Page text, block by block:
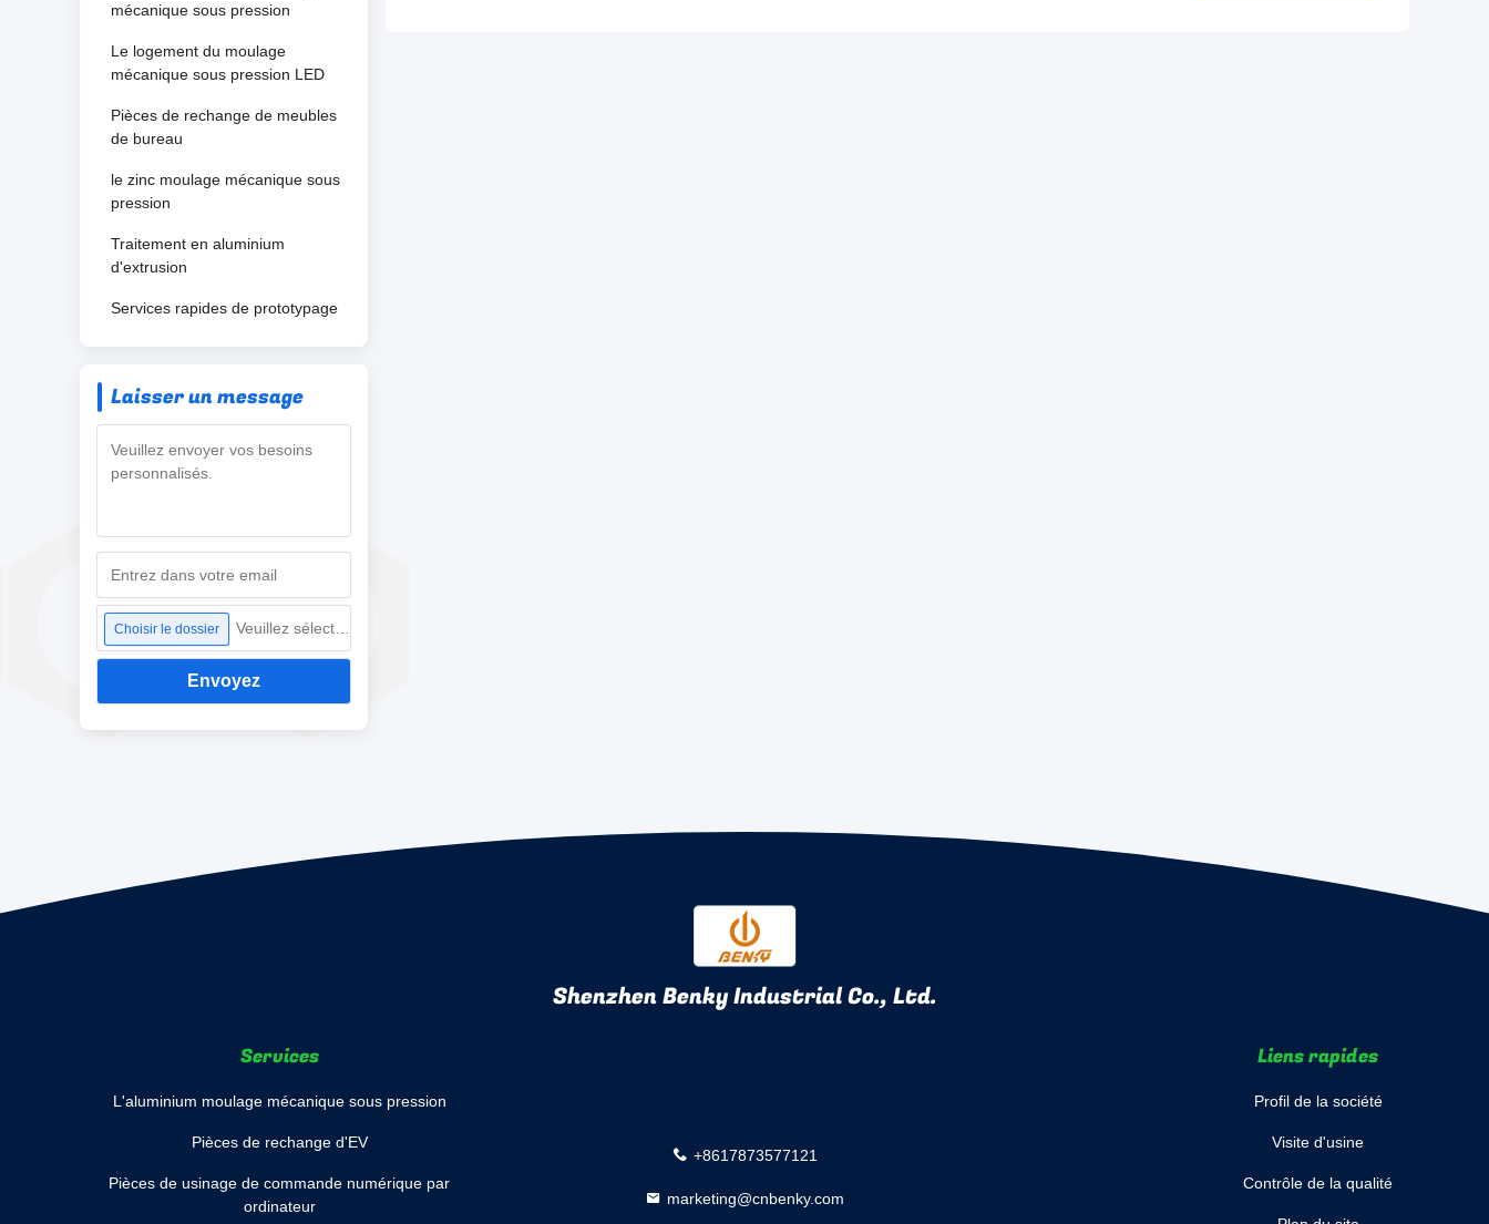
mécanique sous pression
Le logement du moulage
mécanique sous pression LED
Pièces de rechange de meubles
de bureau
le zinc moulage mécanique sous
pression
Traitement en aluminium
d'extrusion
Services rapides de prototypage
Laisser un message
Choisir le dossier
Envoyez
Shenzhen Benky Industrial Co., Ltd.
Services
L'aluminium moulage mécanique sous pression
Pièces de rechange d'EV
Pièces de usinage de commande numérique par
ordinateur
+8617873577121
marketing@cnbenky.com
Liens rapides
Profil de la société
Visite d'usine
Contrôle de la qualité